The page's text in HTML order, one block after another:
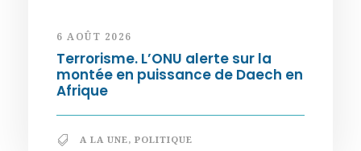
6 AOÛT 2026
Terrorisme. L’ONU alerte sur la
montée en puissance de Daech en
Afrique
A LA UNE, POLITIQUE